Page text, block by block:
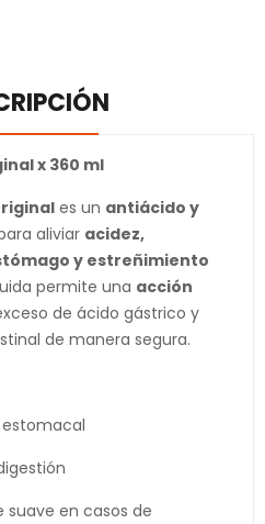
x 360 ml
es un antiácido y
aliviar acidez,
y estreñimiento
permite una acción
de ácido gástrico y
de manera segura.
estomacal
en casos de